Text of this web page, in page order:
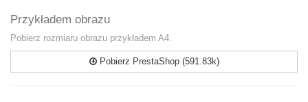
Przykładem obrazu
Pobierz rozmiaru obrazu przykładem A4.
Pobierz PrestaShop (591.83k)